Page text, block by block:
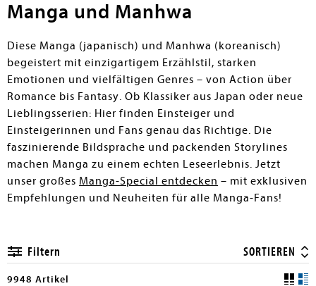
Manga und Manhwa
Diese Manga (japanisch) und Manhwa (koreanisch)
begeistert mit einzigartigem Erzählstil, starken
Emotionen und vielfältigen Genres – von Action über
Romance bis Fantasy. Ob Klassiker aus Japan oder neue
Lieblingsserien: Hier finden Einsteiger und
Einsteigerinnen und Fans genau das Richtige. Die
faszinierende Bildsprache und packenden Storylines
machen Manga zu einem echten Leseerlebnis. Jetzt
unser großes Manga-Special entdecken – mit exklusiven
Empfehlungen und Neuheiten für alle Manga-Fans!
Filtern SORTIEREN
9948 Artikel